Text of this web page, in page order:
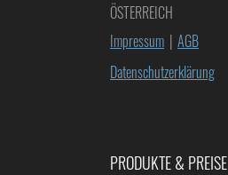
ÖSTERREICH
Impressum | AGB
Datenschutzerklärung
PRODUKTE & PREISE